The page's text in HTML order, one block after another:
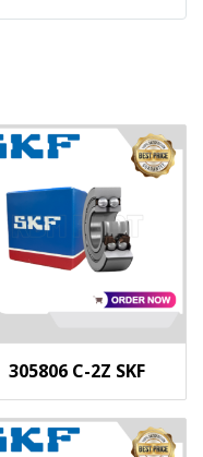
305806 C-2Z SKF